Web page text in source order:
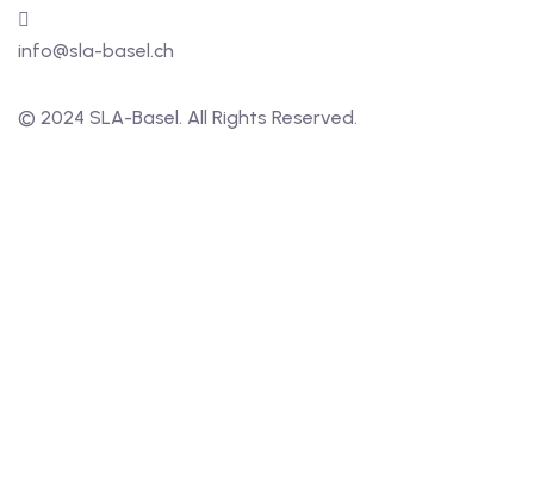
info@sla-basel.ch
© 2024 SLA-Basel. All Rights Reserved.​